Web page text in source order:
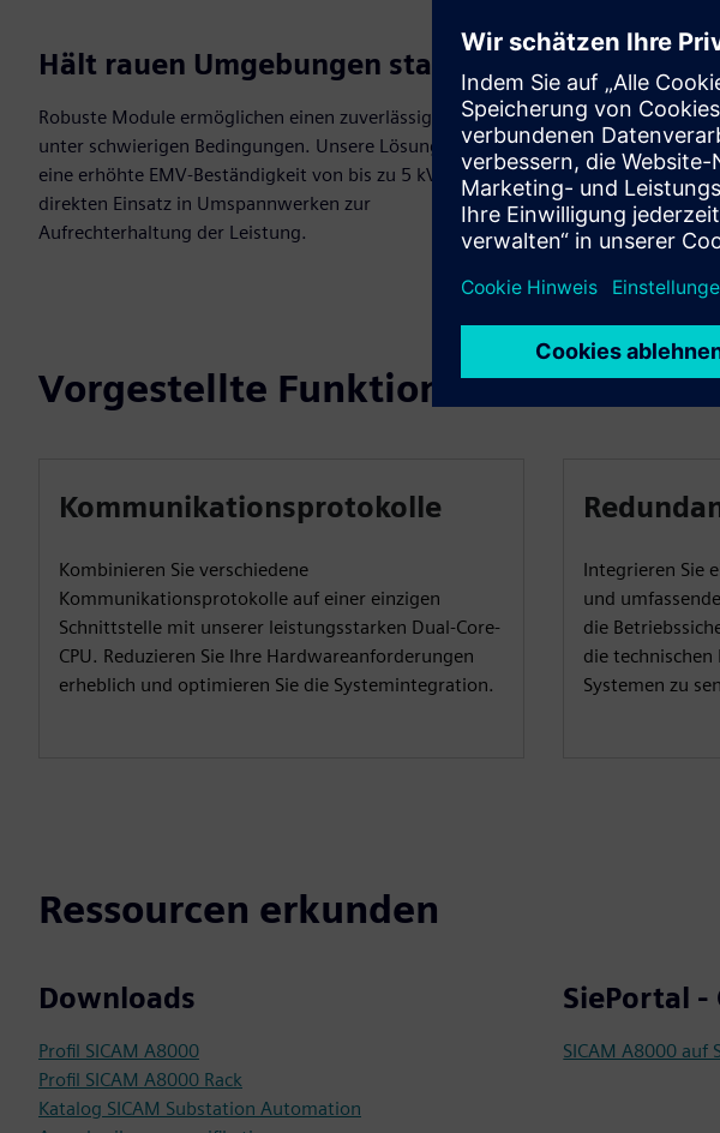
Hält rauen Umgebungen stand
Robuste Module ermöglichen einen zuverlässigen Betrieb
unter schwierigen Bedingungen. Unsere Lösung bietet
eine erhöhte EMV-Beständigkeit von bis zu 5 kV für den
direkten Einsatz in Umspannwerken zur
Aufrechterhaltung der Leistung.
Optimieren Sie
intuitiven SICAM
SICAM TOOLBOX
Konfiguration und
Projektabschluss.
Vorgestellte Funktionen
Kommunikationsprotokolle
Kombinieren Sie verschiedene
Kommunikationsprotokolle auf einer einzigen
Schnittstelle mit unserer leistungsstarken Dual-Core-
CPU. Reduzieren Sie Ihre Hardwareanforderungen
erheblich und optimieren Sie die Systemintegration.
Integrieren Sie
und
die
die
Systemen zu
Ressourcen erkunden
Downloads
Profil SICAM A8000
Profil SICAM A8000 Rack
Katalog SICAM Substation Automation
SiePortal -
SICAM A8000 auf